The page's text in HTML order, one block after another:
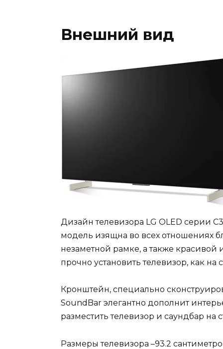
Внешний вид
Дизайн телевизора LG OLED серии
модель изящна во всех отношениях
незаметной рамке, а также красивой
прочно установить телевизор, как на
Кронштейн, специально
SoundBar элегантно дополнит
разместить телевизор и саундбар на
Размеры телевизора –93.2